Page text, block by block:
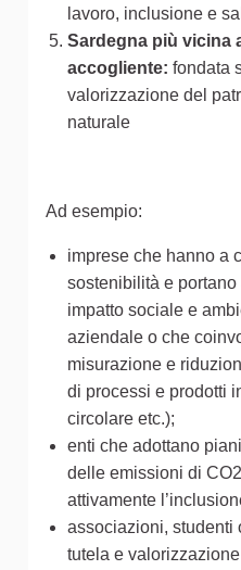
lavoro, inclusione e
Sardegna più vicina
accogliente: fondata
valorizzazione del
naturale
Ad esempio:
imprese che hanno a
sostenibilità e
impatto sociale e
aziendale o che
misurazione e
di processi e prodotti
circolare etc.);
enti che adottano
delle emissioni di
attivamente
associazioni, studenti
tutela e